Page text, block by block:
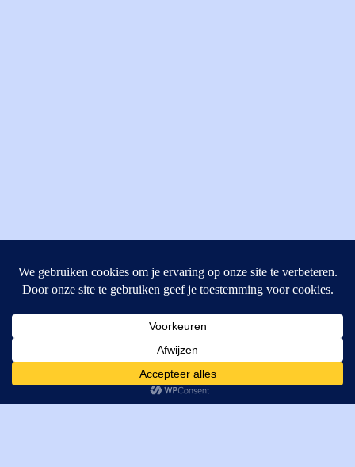
4462GE, Goes
T: +31 (0) 111-484438
M:parts@mitechniek.nl
VAT: NL862802295B01
Cookies helpen ons bij het leveren van onze diensten. Door
gebruik te maken van onze diensten, gaat u akkoord met ons
gebruik van cookies.